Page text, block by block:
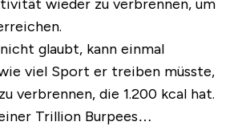
wieder zu verbrennen, um
glaubt, kann einmal
viel Sport er treiben müsste,
verbrennen, die 1.200 kcal hat.
Trillion Burpees…